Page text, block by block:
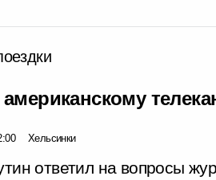
Хельсинки
ответил на вопросы